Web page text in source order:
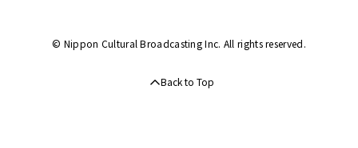
© Nippon Cultural Broadcasting Inc. All rights reserved.
Back to Top